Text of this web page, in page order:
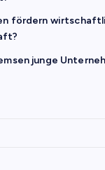
fördern
junge